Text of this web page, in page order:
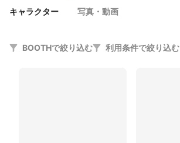
キャラクター 写真・動画
BOOTHで絞り込む 利用条件で絞り込む